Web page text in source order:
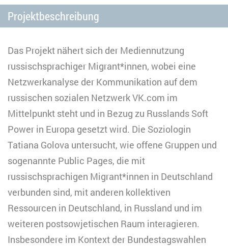
Projektbeschreibung
Das Projekt nähert sich der Mediennutzung
russischsprachiger Migrant*innen, wobei eine
Netzwerkanalyse der Kommunikation auf dem
russischen sozialen Netzwerk VK.com im
Mittelpunkt steht und in Bezug zu Russlands Soft
Power in Europa gesetzt wird. Die Soziologin
Tatiana Golova untersucht, wie offene Gruppen und
sogenannte Public Pages, die mit
russischsprachigen Migrant*innen in Deutschland
verbunden sind, mit anderen kollektiven
Ressourcen in Deutschland, in Russland und im
weiteren postsowjetischen Raum interagieren.
Insbesondere im Kontext der Bundestagswahlen